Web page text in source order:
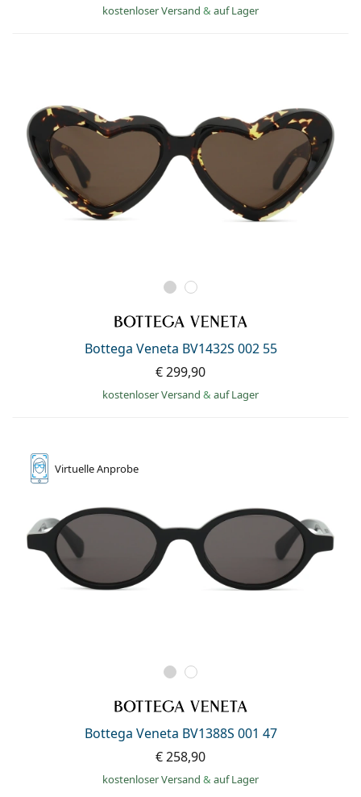
kostenloser Versand & auf Lager
Bottega Veneta BV1432S 002 55
€ 299,90
kostenloser Versand & auf Lager
VirtuelleAnprobe
Bottega Veneta BV1388S 001 47
€ 258,90
kostenloser Versand & auf Lager